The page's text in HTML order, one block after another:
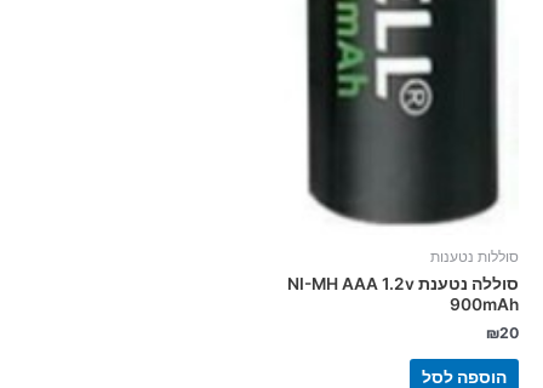
סוללות נטענות
סוללה נטענת NI-MH AAA 1.2v
900mAh
₪20
הוספה לסל